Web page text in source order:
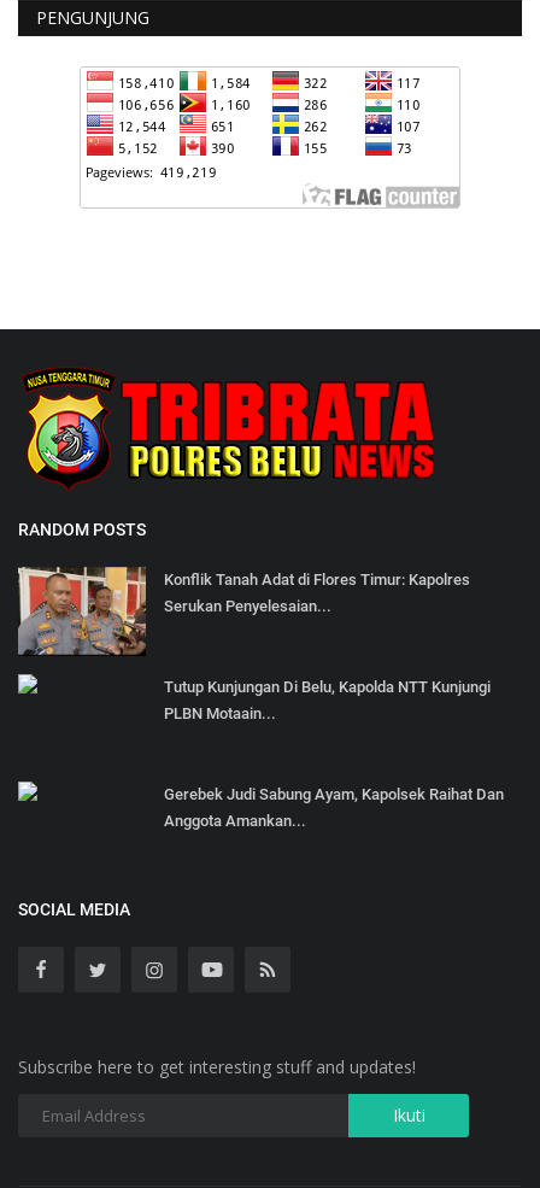
PENGUNJUNG
RANDOM POSTS
Konflik Tanah Adat di Flores Timur: Kapolres
Serukan Penyelesaian...
Tutup Kunjungan Di Belu, Kapolda NTT Kunjungi
PLBN Motaain...
Gerebek Judi Sabung Ayam, Kapolsek Raihat Dan
Anggota Amankan...
SOCIAL MEDIA
Subscribe here to get interesting stuff and updates!